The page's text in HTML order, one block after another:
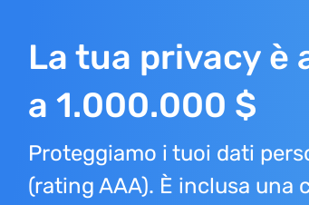
La tua privacy è
a 1.000.000 $
Proteggiamo i tuoi dati
(rating AAA). È inclusa